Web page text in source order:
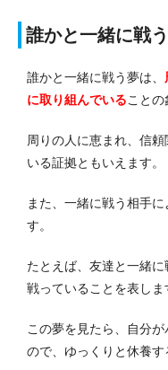
誰かと一緒に戦
誰かと一緒に戦う夢は、
に取り組んでいることの
周りの人に恵まれ、信
いる証拠ともいえます。
また、一緒に戦う相手
す。
たとえば、友達と一緒
戦っていることを表しま
この夢を見たら、自分
ので、ゆっくりと休養す